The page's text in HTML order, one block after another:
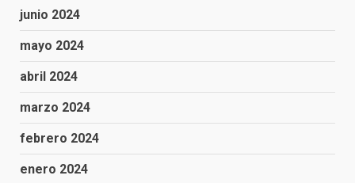
junio 2024
mayo 2024
abril 2024
marzo 2024
febrero 2024
enero 2024